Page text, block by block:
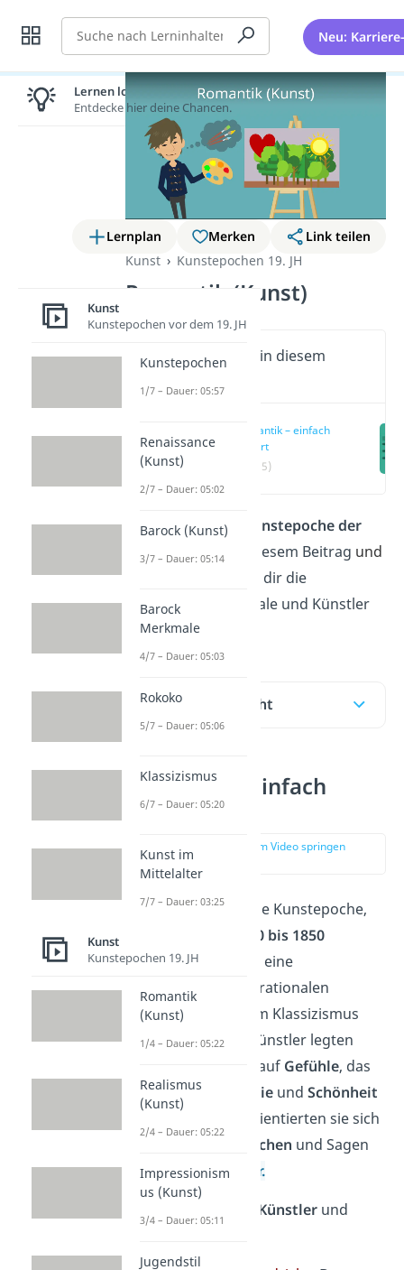
Suche Neu:
Lernplan Merken
Link teilen
Kunst
Kunstepochen 19. JH
Romantik (Kunst)
Wichtige Inhalte in diesem
Romantik – einfach
erklärt
(00:15)
Was zeichnet die
Kunstepoche der
Romantik
aus? In diesem Beitrag und
stellen wir dir die
wichtigsten Merkmale und Künstler
der Romantik vor!
Inhaltsübersicht
Romantik – einfach
erklärt
zur Stelle im Video springen
Die Romantik ist eine Kunstepoche,
1790 bis 1850
andauerte. Sie stellt eine
Gegenposition
zur rationalen
Aufklärung
und dem Klassizismus
dar. Romantische Künstler legten
einen großen Wert aufGefühle, das
Innereund die Magieund Schönheit
. Dabei orientierten sie sich
Märchen und Sagen
aus demMittelalter.
Künstlerund
Lernen lohnt sich!
Entdecke hier deine Chancen.
Kunst
Kunstepochen vor dem 19. JH
Kunstepochen
1/7 – Dauer: 05:57
Renaissance
(Kunst)
2/7 – Dauer: 05:02
Barock (Kunst)
3/7 – Dauer: 05:14
Barock
Merkmale
4/7 – Dauer: 05:03
Rokoko
5/7 – Dauer: 05:06
Klassizismus
6/7 – Dauer: 05:20
Kunst im
Mittelalter
7/7 – Dauer: 03:25
Kunst
Kunstepochen 19. JH
Romantik
(Kunst)
1/4 – Dauer: 05:22
Realismus
(Kunst)
2/4 – Dauer: 05:22
Impressionism
us (Kunst)
3/4 – Dauer: 05:11
Jugendstil